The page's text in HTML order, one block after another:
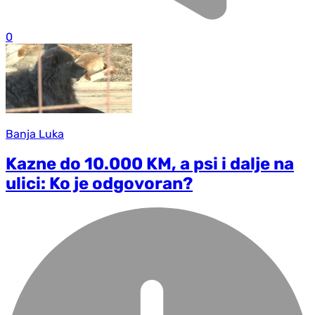
0
Banja Luka
Kazne do 10.000 KM, a psi i dalje na
ulici: Ko je odgovoran?